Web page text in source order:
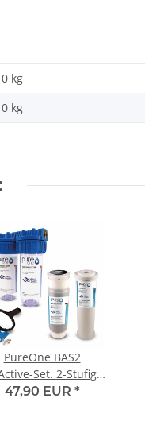
kg
kg
PureOne BAS2
Set. 2-Stufige
| Keimfilter
47,90 EUR *